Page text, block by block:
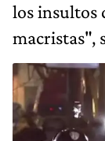
los insultos
macristas",